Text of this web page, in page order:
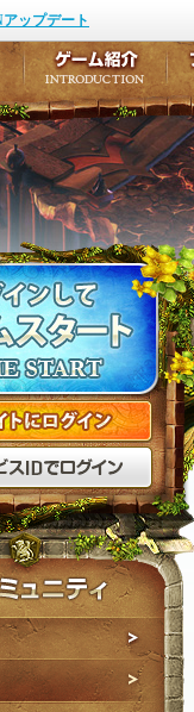
ップデート
お知らせ
イベント
アップデート
メンテナンス